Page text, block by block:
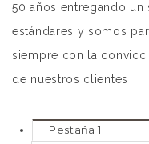
50 años entregando
estándares y somos
siempre con la
de nuestros clientes
Pestaña 1